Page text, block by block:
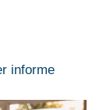
informe